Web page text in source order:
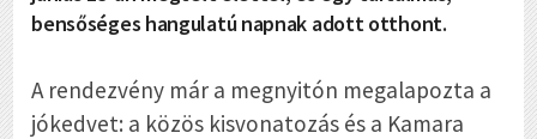
bensőséges hangulatú napnak adott otthont.
A rendezvény már a megnyitón megalapozta a
jókedvet: a közös kisvonatozás és a Kamara